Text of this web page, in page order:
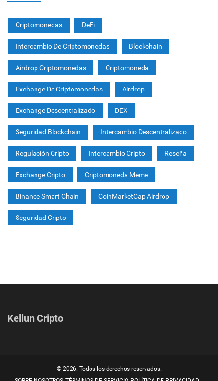
Criptomonedas DeFi
Intercambio De Criptomonedas Blockchain
Airdrop Criptomonedas Criptomoneda
Exchange De Criptomonedas Airdrop
Exchange Descentralizado DEX
Seguridad Blockchain Intercambio Descentralizado
Regulación Cripto Intercambio Cripto Reseña
Exchange Cripto Criptomoneda Meme
Binance Smart Chain CoinMarketCap Airdrop
Seguridad Cripto
Kellun Cripto
© 2026. Todos los derechos reservados.